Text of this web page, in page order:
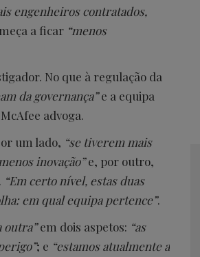
engenheiros contratados,
a ficar “menos
No que à regulação da
da governança”e a equipa
advoga.
um lado, “se tiverem mais
inovação”e, por outro,
“Em certo nível, estas duas
em qual equipa pertence”.
outra”em dois aspetos: “as
; e “estamos atualmente a